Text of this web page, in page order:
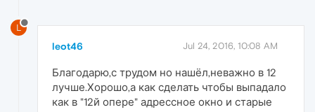
L
leot46 Jul 24, 2016, 10:08 AM
Благодарю,с трудом но нашёл,неважно в 12
лучше.Хорошо,а как сделать чтобы выпадало
как в "12й опере" адрессное окно и старые